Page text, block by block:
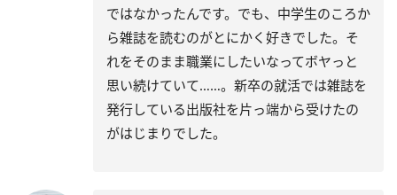
ではなかったんです。でも、中学生のころか
ら雑誌を読むのがとにかく好きでした。そ
れをそのまま職業にしたいなってボヤっと
思い続けていて……。新卒の就活では雑誌を
発行している出版社を片っ端から受けたの
がはじまりでした。